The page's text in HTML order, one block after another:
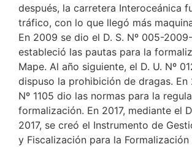
después, la carretera Interoceánica
tráfico, con lo que llegó más
En 2009 se dio el D. S. Nº 005-
estableció las pautas para la
Mape. Al año siguiente, el D. U. Nº
dispuso la prohibición de dragas. En
Nº 1105 dio las normas para la
formalización. En 2017, mediante el
2017, se creó el Instrumento de
y Fiscalización para la Formalización